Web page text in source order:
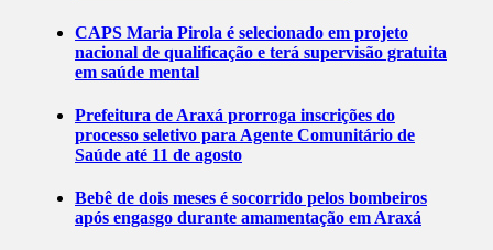
CAPS Maria Pirola é selecionado em projeto
nacional de qualificação e terá supervisão gratuita
em saúde mental
Prefeitura de Araxá prorroga inscrições do
processo seletivo para Agente Comunitário de
Saúde até 11 de agosto
Bebê de dois meses é socorrido pelos bombeiros
após engasgo durante amamentação em Araxá